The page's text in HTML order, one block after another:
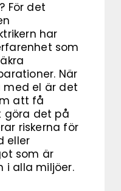
För det
har
som
När
el är det
att få
göra det på
riskerna för
eller
som är
i alla miljöer.